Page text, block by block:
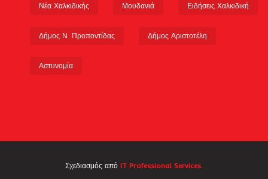
Νέα Χαλκιδικής Μουδανιά Ειδήσεις Χαλκιδική
Δήμος Ν. Προποντίδας Δήμος Αριστοτέλη
Αστυνομία
Σχεδιασμός από IT Professional Services.